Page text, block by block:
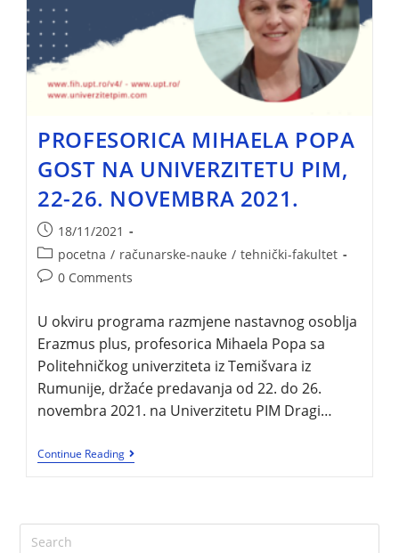
PROFESORICA MIHAELA POPA
GOST NA UNIVERZITETU PIM,
22-26. NOVEMBRA 2021.
18/11/2021
pocetna / računarske-nauke / tehnički-fakultet
0 Comments
U okviru programa razmjene nastavnog osoblja
Erazmus plus, profesorica Mihaela Popa sa
Politehničkog univerziteta iz Temišvara iz
Rumunije, držaće predavanja od 22. do 26.
novembra 2021. na Univerzitetu PIM Dragi…
Continue Reading